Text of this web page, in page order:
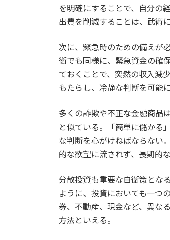
を明確にすることで、自分の
出費を削減することは、武術
次に、緊急時のための備えが
衛でも同様に、緊急資金の確
ておくことで、突然の収入減
もたらし、冷静な判断を可能に
多くの詐欺や不正な金融商品
と似ている。「簡単に儲かる
な判断を心がけねばならない
的な欲望に流されず、長期的
分散投資も重要な自衛策とな
ように、投資においても一つ
券、不動産、現金など、異な
方法といえる。